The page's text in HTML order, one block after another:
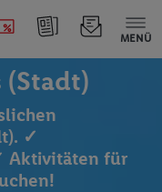
MENÜ
(Stadt)
✓
Aktivitäten für